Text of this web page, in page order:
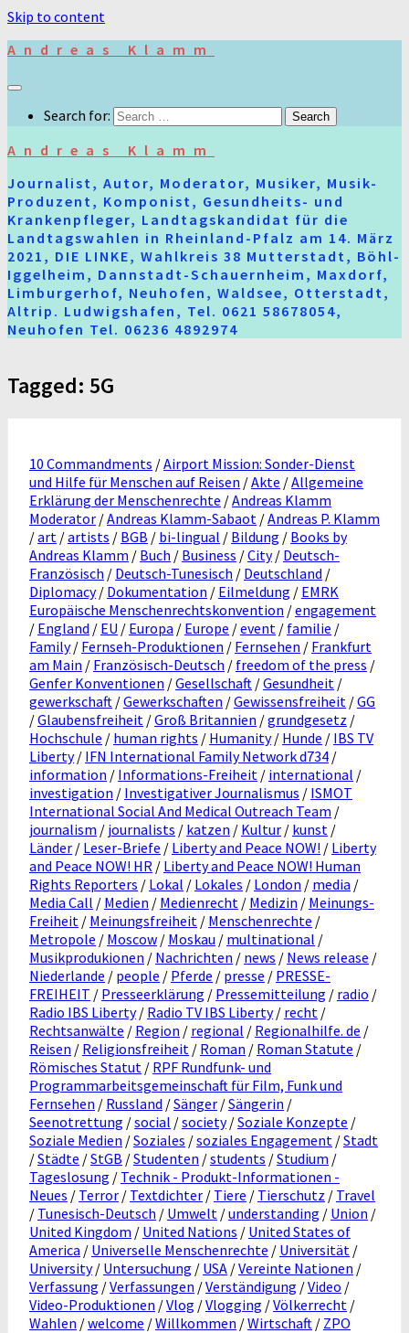
Skip to content
Andreas Klamm
Search for:
Andreas Klamm
Journalist, Autor, Moderator, Musiker, Musik-
Produzent, Komponist, Gesundheits- und
Krankenpfleger, Landtagskandidat für die
Landtagswahlen in Rheinland-Pfalz am 14. März
2021, DIE LINKE, Wahlkreis 38 Mutterstadt, Böhl-
Iggelheim, Dannstadt-Schauernheim, Maxdorf,
Limburgerhof, Neuhofen, Waldsee, Otterstadt,
Altrip. Ludwigshafen, Tel. 0621 58678054,
Neuhofen Tel. 06236 4892974
Tagged: 5G
10 Commandments /Airport Mission: Sonder-Dienst
und Hilfe für Menschen auf Reisen /Akte /Allgemeine
Erklärung der Menschenrechte /Andreas Klamm
Moderator /Andreas Klamm-Sabaot /Andreas P. Klamm
/art /artists / BGB / bi-lingual / Bildung / Books by
Andreas Klamm / Buch / Business /City/ Deutsch-
Französisch / Deutsch-Tunesisch / Deutschland /
Diplomacy/ Dokumentation / Eilmeldung / EMRK
Europäische Menschenrechtskonvention /engagement
/ England / EU / Europa / Europe /event / familie /
Family/ Fernseh-Produktionen / Fernsehen / Frankfurt
am Main / Französisch-Deutsch / freedom of the press /
Genfer Konventionen /Gesellschaft /Gesundheit /
gewerkschaft /Gewerkschaften /Gewissensfreiheit /GG
/Glaubensfreiheit /Groß Britannien /grundgesetz /
Hochschule / human rights / Humanity/ Hunde / IBS TV
Liberty/ IFN International Family Network d734 /
information / Informations-Freiheit / international /
investigation / Investigativer Journalismus / ISMOT
International Social And Medical Outreach Team /
journalism / journalists / katzen / Kultur / kunst /
Länder / Leser-Briefe / Liberty and Peace NOW! / Liberty
and Peace NOW! HR / Liberty and Peace NOW! Human
Rights Reporters / Lokal / Lokales / London / media /
Media Call / Medien / Medienrecht / Medizin / Meinungs-
Freiheit / Meinungsfreiheit / Menschenrechte /
Metropole / Moscow / Moskau / multinational /
Musikprodukionen / Nachrichten / news / News release /
Niederlande / people / Pferde / presse / PRESSE-
FREIHEIT / Presseerklärung / Pressemitteilung / radio /
Radio IBS Liberty/ Radio TV IBS Liberty/ recht /
Rechtsanwälte / Region / regional / Regionalhilfe. de /
Reisen / Religionsfreiheit / Roman / Roman Statute /
Römisches Statut / RPF Rundfunk- und
Programmarbeitsgemeinschaft für Film, Funk und
Fernsehen / Russland /Sänger /Sängerin /
Seenotrettung /social /society/Soziale Konzepte /
Soziale Medien /Soziales /soziales Engagement /Stadt
/Städte /StGB /Studenten /students /Studium /
Tageslosung / Technik - Produkt-Informationen -
Neues / Terror / Textdichter / Tiere / Tierschutz / Travel
/ Tunesisch-Deutsch / Umwelt /understanding / Union /
United Kingdom / United Nations / United States of
America / Universelle Menschenrechte / Universität /
University/ Untersuchung / USA /Vereinte Nationen /
Verfassung /Verfassungen /Verständigung /Video /
Video-Produktionen /Vlog /Vlogging /Völkerrecht /
Wahlen /welcome /Willkommen /Wirtschaft / ZPO